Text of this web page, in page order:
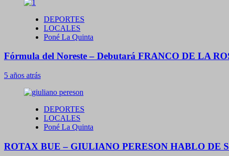
DEPORTES
LOCALES
Poné La Quinta
Fórmula del Noreste – Debutará FRANCO DE LA
5 años atrás
DEPORTES
LOCALES
Poné La Quinta
ROTAX BUE – GIULIANO PERESON HABLO DE